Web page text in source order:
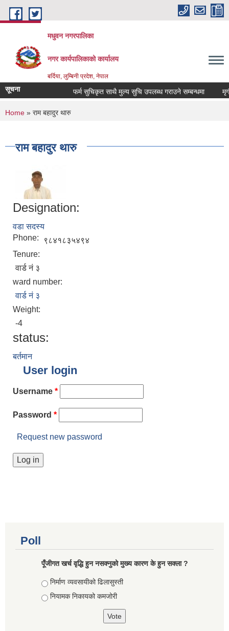
Skip to main content
मधुवन नगरपालिका
नगर कार्यपालिकाको कार्यालय
बर्दिया, लुम्बिनी प्रदेश, नेपाल
सूचना फर्म सुचिकृत साथै मुल्य सुचि उपलब्ध गराउने सम्बन्धमा
You are here
Home » राम बहादुर थारु
राम बहादुर थारु
Designation:
वडा सदस्य
Phone:
९८४१८३५४९४
Tenure:
वार्ड नं ३
ward number:
वार्ड नं ३
Weight:
-4
status:
बर्तमान
User login
Username *
Password *
Request new password
Poll
पूँजीगत खर्च वृद्धि हुन नसक्नुको मुख्य कारण के हुन सक्ला ?
Choices
निर्माण व्यवसायीको ढिलासुस्ती
नियामक निकायको कमजोरी